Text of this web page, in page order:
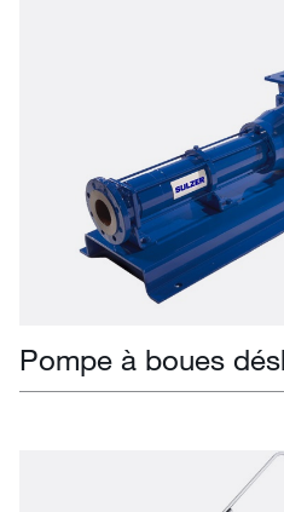
Pompe à boues